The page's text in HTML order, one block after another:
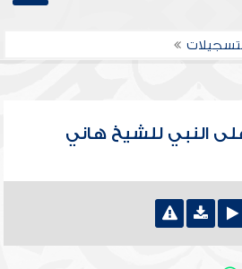
النبي للشيخ هاني